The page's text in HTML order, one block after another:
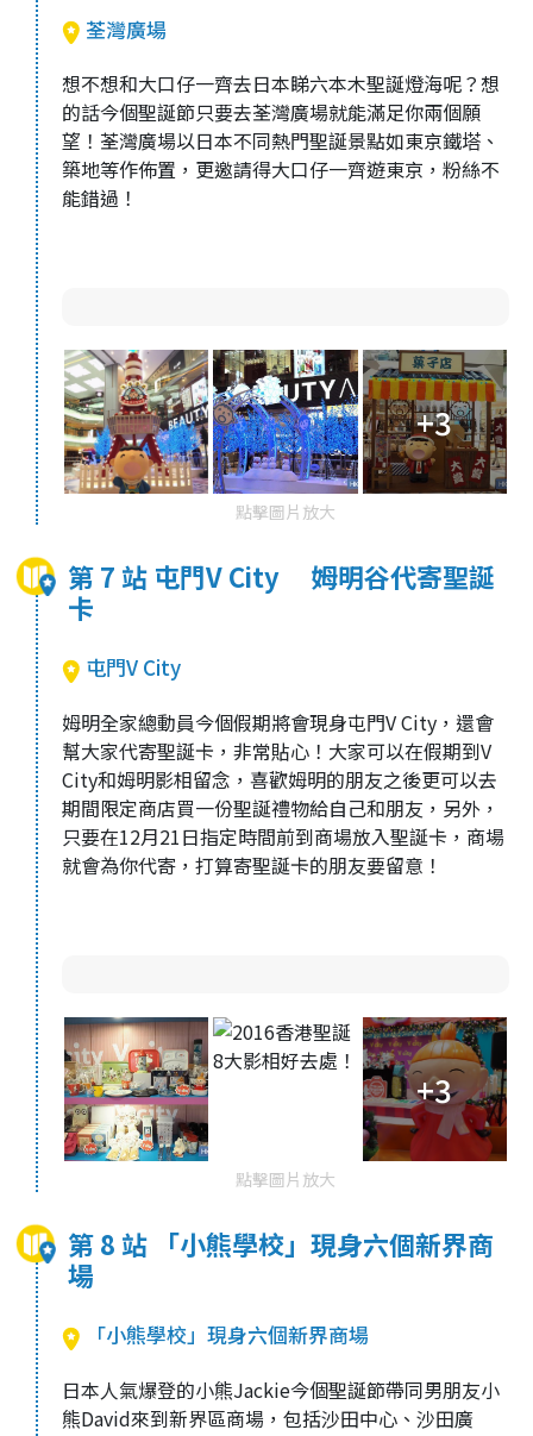
荃灣廣場
想不想和大口仔一齊去日本睇六本木聖誕燈海呢？想
的話今個聖誕節只要去荃灣廣場就能滿足你兩個願
望！荃灣廣場以日本不同熱門聖誕景點如東京鐵塔、
築地等作佈置，更邀請得大口仔一齊遊東京，粉絲不
能錯過！
+3
點擊圖片放大
第 7 站 屯門V City 姆明谷代寄聖誕
卡
屯門V City
姆明全家總動員今個假期將會現身屯門V City，還會
幫大家代寄聖誕卡，非常貼心！大家可以在假期到V
City和姆明影相留念，喜歡姆明的朋友之後更可以去
期間限定商店買一份聖誕禮物給自己和朋友，另外，
只要在12月21日指定時間前到商場放入聖誕卡，商場
就會為你代寄，打算寄聖誕卡的朋友要留意！
+3
點擊圖片放大
第 8 站 「小熊學校」現身六個新界商
場
「小熊學校」現身六個新界商場
日本人氣爆登的小熊Jackie今個聖誕節帶同男朋友小
熊David來到新界區商場，包括沙田中心、沙田廣